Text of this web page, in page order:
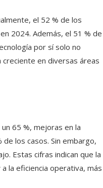
el 52 % de los
2024. Además, el 51 % de
por sí solo no
en diversas áreas
65 %, mejoras en la
los casos. Sin embargo,
Estas cifras indican que la
la eficiencia operativa, más